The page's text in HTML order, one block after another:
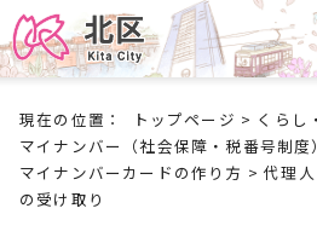
現在の位置： トップページ > くらし
マイナンバー（社会保障・税番号制度）
マイナンバーカードの作り方 > 代理
の受け取り